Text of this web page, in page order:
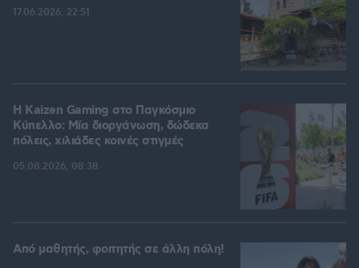
17.06.2026, 22:51
H Kaizen Gaming στο Παγκόσμιο
Kύπελλο: Μία διοργάνωση, δώδεκα
πόλεις, χιλιάδες κοινές στιγμές
05.08.2026, 08:38
Από μαθητής, φοιτητής σε άλλη πόλη!